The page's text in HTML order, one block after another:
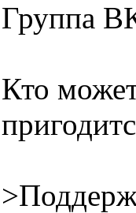
Группа
Кто